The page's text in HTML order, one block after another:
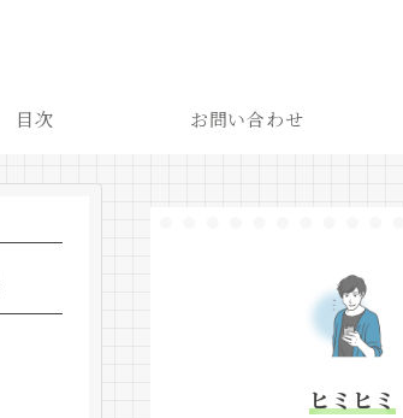
目次 お問い合わせ
ヒミヒミ